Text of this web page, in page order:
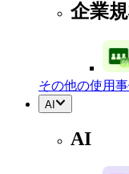
企業
その他の使用事
AI
AI